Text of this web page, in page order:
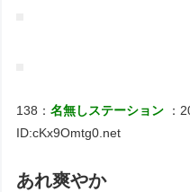
138：名無しステーション
：
ID:cKx9Omtg0.net
あれ爽やか